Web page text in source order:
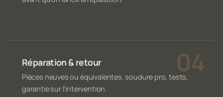
Réparation & retour
Pièces neuves ou équivalentes, soudure pro, tests,
garantie sur l'intervention.